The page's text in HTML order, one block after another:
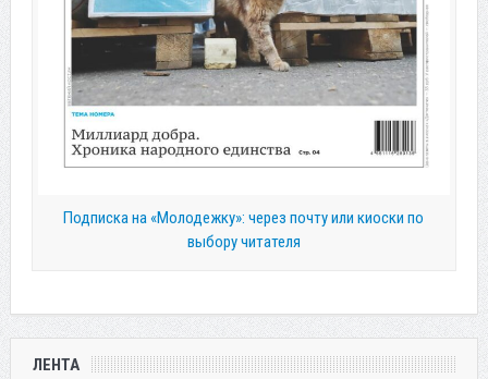
Подписка на «Молодежку»: через почту или киоски по
выбору читателя
ЛЕНТА